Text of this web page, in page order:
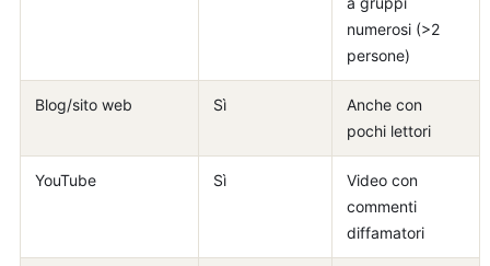
numerosi (>2
persone)
Blog/sito web Sì
Anche con
pochi lettori
YouTube Sì
Video con
commenti
diffamatori